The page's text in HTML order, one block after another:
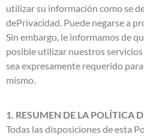
utilizar su información como se
dePrivacidad. Puede negarse a
Sin embargo, le informamos de
posible utilizar nuestros
sea expresamente requerido
mismo.
1. RESUMEN DE LA POLÍTICA
Todas las disposiciones de esta